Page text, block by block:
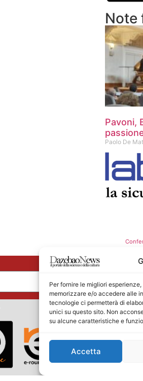
Per fornire le migliori
memorizzare e/o accedere alle
tecnologie ci permetterà di
unici su questo sito. Non
su alcune caratteristiche e
Accetta
Note
Pavoni,
Paolo De
Nome